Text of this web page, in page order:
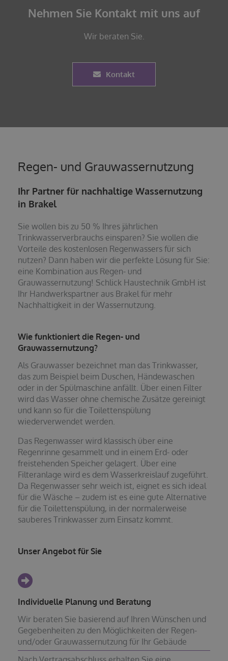
Nehmen Sie Kontakt mit uns auf
Wir beraten Sie.
Kontakt
Regen- und Grauwassernutzung
Ihr Partner für nachhaltige Wassernutzung
in Brakel
Sie wollen bis zu 50 % Ihres jährlichen
Trinkwasserverbrauchs einsparen? Sie wollen die
Vorteile des kostenlosen Regenwassers für sich
nutzen? Dann haben wir die perfekte Lösung für Sie:
eine Kombination aus Regen- und
Grauwassernutzung! Schlick Haustechnik GmbH ist
Ihr Handwerkspartner aus Brakel für mehr
Nachhaltigkeit in der Wassernutzung.
Wie funktioniert die Regen- und
Grauwassernutzung?
Als Grauwasser bezeichnet man das Trinkwasser,
das zum Beispiel beim Duschen, Händewaschen
oder in der Spülmaschine anfällt. Über einen Filter
wird das Wasser ohne chemische Zusätze gereinigt
und kann so für die Toilettenspülung
wiederverwendet werden.
Das Regenwasser wird klassisch über eine
Regenrinne gesammelt und in einem Erd- oder
freistehenden Speicher gelagert. Über eine
Filteranlage wird es dem Wasserkreislauf zugeführt.
Da Regenwasser sehr weich ist, eignet es sich ideal
für die Wäsche – zudem ist es eine gute Alternative
für die Toilettenspülung, in der normalerweise
sauberes Trinkwasser zum Einsatz kommt.
Unser Angebot für Sie
Individuelle Planung und Beratung
Wir beraten Sie basierend auf Ihren Wünschen und
Gegebenheiten zu den Möglichkeiten der Regen-
und/oder Grauwassernutzung für Ihr Gebäude